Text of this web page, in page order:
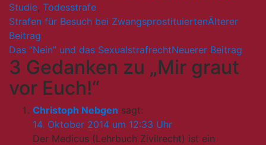
Studie, Todesstrafe
Beitrags-
Navigation
Strafen für Besuch bei Zwangsprostituierten
Das “Nein” und das Sexualstrafrecht
3 Gedanken zu „Mir graut
vor Euch!“
Christoph Nebgen sagt:
14. Oktober 2014 um 12:33 Uhr
Der Medicus (Lehrbuch Zivilrecht) ist ein